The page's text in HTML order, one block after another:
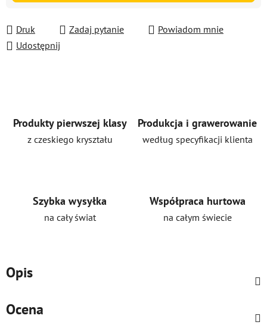
Druk Zadaj pytanie
Powiadom mnie
Udostępnij
Produkty pierwszej klasy
z czeskiego kryształu
Produkcja i grawerowanie
według specyfikacji klienta
Szybka wysyłka
na cały świat
Współpraca hurtowa
na całym świecie
Opis
Ocena